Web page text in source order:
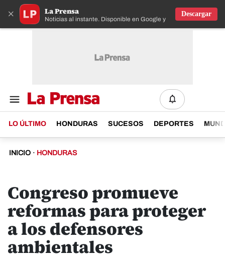
× La Prensa
Noticias al instante. Disponible en Google y IOS
Descargar
LO ÚLTIMO HONDURAS SUCESOS DEPORTES
INICIO · HONDURAS
Congreso promueve
reformas para proteger
a los defensores
ambientales